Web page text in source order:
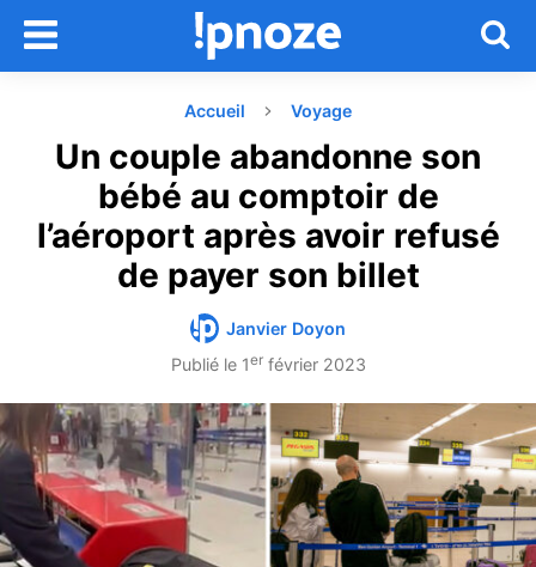
Accueil Voyage
Un couple abandonne son
bébé au comptoir de
l’aéroport après avoir refusé
de payer son billet
Janvier Doyon
Publié le 1erfévrier 2023